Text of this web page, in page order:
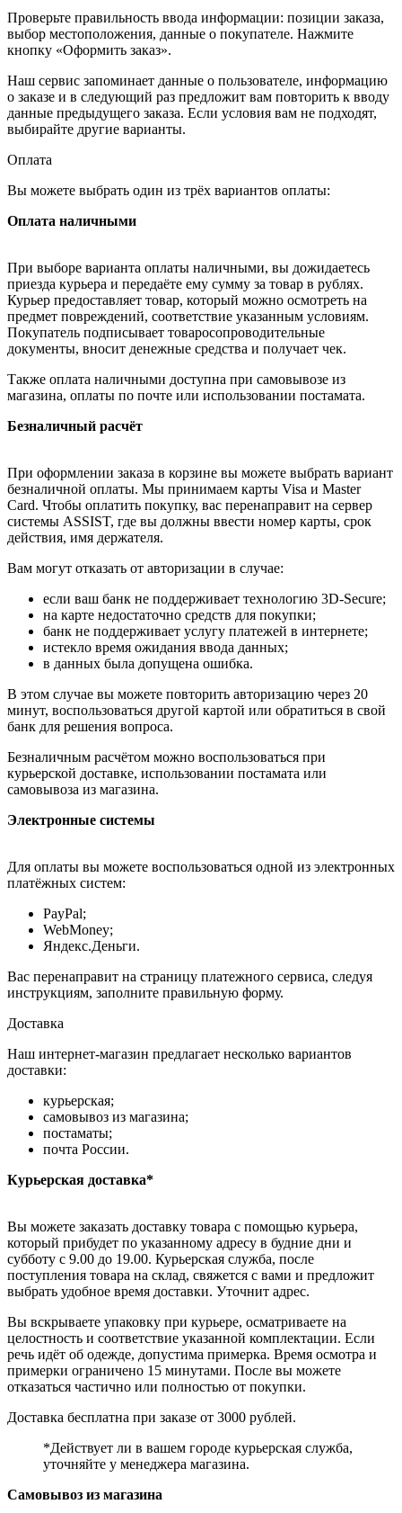
Проверьте правильность ввода информации: позиции заказа,
выбор местоположения, данные о покупателе. Нажмите
кнопку «Оформить заказ».
Наш сервис запоминает данные о пользователе, информацию
о заказе и в следующий раз предложит вам повторить к вводу
данные предыдущего заказа. Если условия вам не подходят,
выбирайте другие варианты.
Оплата
Вы можете выбрать один из трёх вариантов оплаты:
Оплата наличными
При выборе варианта оплаты наличными, вы дожидаетесь
приезда курьера и передаёте ему сумму за товар в рублях.
Курьер предоставляет товар, который можно осмотреть на
предмет повреждений, соответствие указанным условиям.
Покупатель подписывает товаросопроводительные
документы, вносит денежные средства и получает чек.
Также оплата наличными доступна при самовывозе из
магазина, оплаты по почте или использовании постамата.
Безналичный расчёт
При оформлении заказа в корзине вы можете выбрать вариант
безналичной оплаты. Мы принимаем карты Visa и Master
Card. Чтобы оплатить покупку, вас перенаправит на сервер
системы ASSIST, где вы должны ввести номер карты, срок
действия, имя держателя.
Вам могут отказать от авторизации в случае:
если ваш банк не поддерживает технологию 3D-Secure;
на карте недостаточно средств для покупки;
банк не поддерживает услугу платежей в интернете;
истекло время ожидания ввода данных;
в данных была допущена ошибка.
В этом случае вы можете повторить авторизацию через 20
минут, воспользоваться другой картой или обратиться в свой
банк для решения вопроса.
Безналичным расчётом можно воспользоваться при
курьерской доставке, использовании постамата или
самовывоза из магазина.
Электронные системы
Для оплаты вы можете воспользоваться одной из электронных
платёжных систем:
PayPal;
WebMoney;
Яндекс.Деньги.
Вас перенаправит на страницу платежного сервиса, следуя
инструкциям, заполните правильную форму.
Доставка
Наш интернет-магазин предлагает несколько вариантов
доставки:
курьерская;
самовывоз из магазина;
постаматы;
почта России.
Курьерская доставка*
Вы можете заказать доставку товара с помощью курьера,
который прибудет по указанному адресу в будние дни и
субботу с 9.00 до 19.00. Курьерская служба, после
поступления товара на склад, свяжется с вами и предложит
выбрать удобное время доставки. Уточнит адрес.
Вы вскрываете упаковку при курьере, осматриваете на
целостность и соответствие указанной комплектации. Если
речь идёт об одежде, допустима примерка. Время осмотра и
примерки ограничено 15 минутами. После вы можете
отказаться частично или полностью от покупки.
Доставка бесплатна при заказе от 3000 рублей.
*Действует ли в вашем городе курьерская служба,
уточняйте у менеджера магазина.
Самовывоз из магазина